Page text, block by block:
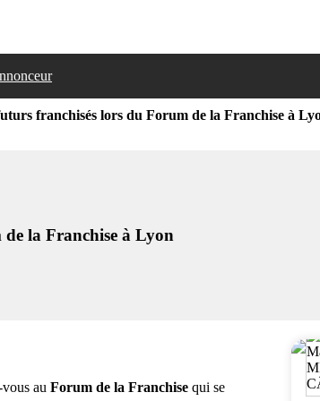
franchisés lors du Forum de la Franchise à
la Franchise à Lyon
au Forum de la Franchise qui se